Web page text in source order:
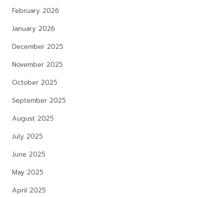
February 2026
January 2026
December 2025
November 2025
October 2025
September 2025
August 2025
July 2025
June 2025
May 2025
April 2025